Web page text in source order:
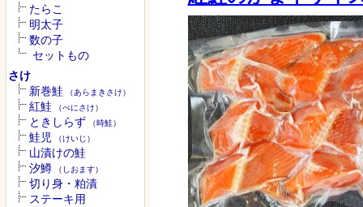
たらこ
明太子
数の子
セットもの
さけ
新巻鮭 （あらまきさけ）
紅鮭 （べにさけ）
ときしらず （時鮭）
鮭児 （けいじ）
山漬けの鮭
汐鱒 （しおます）
切り身・粕漬
ステーキ用